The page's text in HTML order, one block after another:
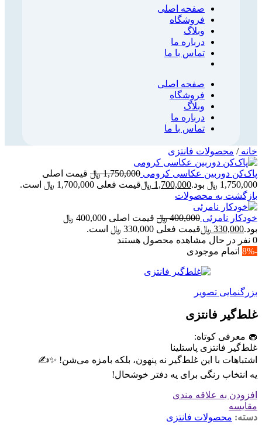
صفحه اصلی
فروشگاه
وبلاگ
درباره ما
تماس با ما
صفحه اصلی
فروشگاه
وبلاگ
درباره ما
تماس با ما
خانه/ محصولات فانتزی
پاک‌کن دوربین عکاسی کرومی 1,750,000 ﷼ قیمت اصلی
1,750,000 ﷼ بود.
1,700,000 ﷼قیمت فعلی 1,700,000 ﷼ است.
بازگشت به محصولات
خودکار نامرئی 400,000 ﷼
قیمت اصلی 400,000 ﷼
بود.330,000 ﷼قیمت فعلی 330,000 ﷼ است.
0 نفر در حال مشاهده محصول هستند
-8%
اتمام موجودی
بزرگنمایی تصویر
غلط‌گیر فانتزی
🧁 معرفی کوتاه:
غلط‌گیر فانتزی پاستلینا
اشتباهات با این غلط‌گیر نه پنهون، بلکه بامزه می‌شن! ✨✍️
یه انتخاب رنگی برای یه دفتر خوشحال!
افزودن به علاقه مندی
مقایسه
دسته: محصولات فانتزی